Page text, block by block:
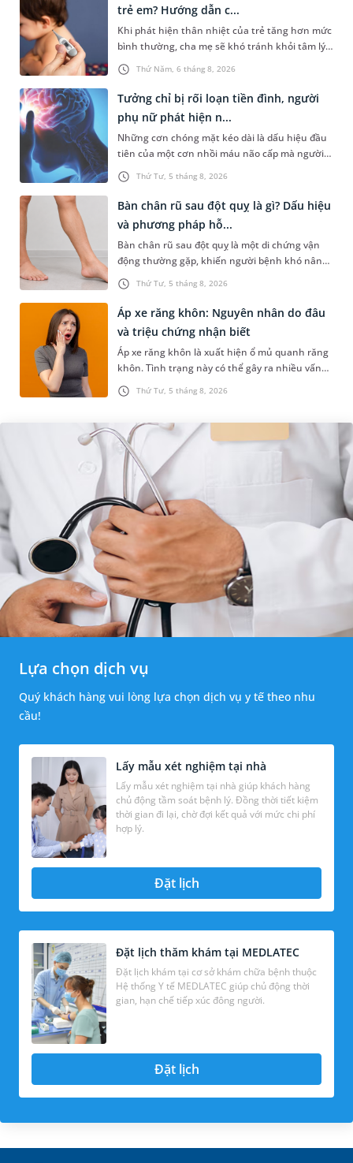
Thứ Năm, 6 tháng 8, 2026
trẻ em? Hướng dẫn c...
Khi phát hiện thân nhiệt của trẻ tăng hơn mức
bình thường, cha mẹ sẽ khó tránh khỏi tâm lý
lo lắng. Tuy nhiên, không phải ai cũng biết đo
nhiệt độ ở nách bao...
Thứ Tư, 5 tháng 8, 2026
Tưởng chỉ bị rối loạn tiền đình, người
phụ nữ phát hiện n...
Những cơn chóng mặt kéo dài là dấu hiệu đầu
tiên của một cơn nhồi máu não cấp mà người
bệnh không hề hay biết. Tại BVĐK MEDLATEC,
chiến lược chẩn đoán chính...
Thứ Tư, 5 tháng 8, 2026
Bàn chân rũ sau đột quỵ là gì? Dấu hiệu
và phương pháp hỗ...
Bàn chân rũ sau đột quỵ là một di chứng vận
động thường gặp, khiến người bệnh khó nâng
bàn chân khi đi lại, làm tăng nguy cơ vấp ngã và
ảnh hưởng đến khả năn...
Thứ Tư, 5 tháng 8, 2026
Áp xe răng khôn: Nguyên nhân do đâu
và triệu chứng nhận biết
Áp xe răng khôn là xuất hiện ổ mủ quanh răng
khôn. Tình trạng này có thể gây ra nhiều vấn
đề nghiêm trọng, đặc biệt gây ảnh hưởng lớn
đến răng số 7. Bài viết...
Lựa chọn dịch vụ
Quý khách hàng vui lòng lựa chọn dịch vụ y tế theo nhu
cầu!
Lấy mẫu xét nghiệm tại nhà
Lấy mẫu xét nghiệm tại nhà giúp khách hàng
chủ động tầm soát bệnh lý. Đồng thời tiết kiệm
thời gian đi lại, chờ đợi kết quả với mức chi phí
hợp lý.
Đặt lịch
Đặt lịch thăm khám tại MEDLATEC
Đặt lịch khám tại cơ sở khám chữa bệnh thuộc
Hệ thống Y tế MEDLATEC giúp chủ động thời
gian, hạn chế tiếp xúc đông người.
Đặt lịch